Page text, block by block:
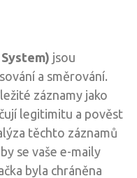
jsou
a směrování.
záznamy jako
legitimitu a pověst
těchto záznamů
se vaše e-maily
byla chráněna